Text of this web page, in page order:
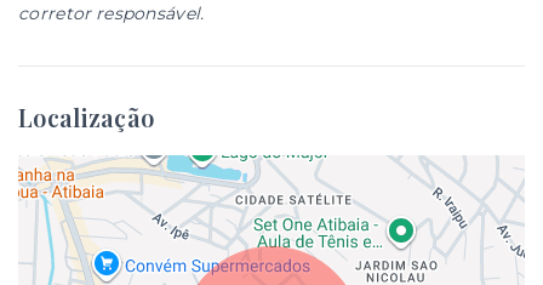
corretor responsável.
Localização